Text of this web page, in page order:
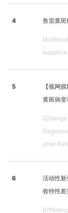
4 鱼雷黄斑
5
【视网
黄斑病变
after
6
活动性
收特性差